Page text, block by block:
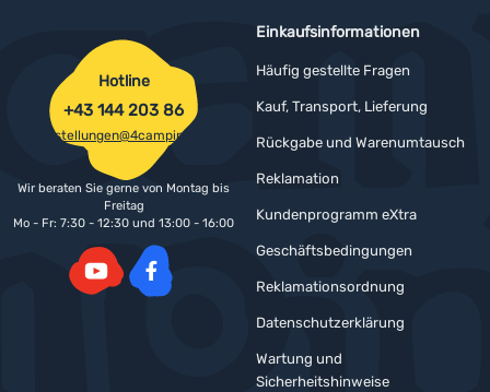
Einkaufsinformationen
Häufig gestellte Fragen
Kauf, Transport, Lieferung
Rückgabe und Warenumtausch
Reklamation
Kundenprogramm eXtra
Geschäftsbedingungen
Reklamationsordnung
Datenschutzerklärung
Wartung und
Sicherheitshinweise
Hotline
+43 144 203 86
bestellungen@4camping.at
Wir beraten Sie gerne von Montag bis
Freitag
Mo - Fr: 7:30 - 12:30 und 13:00 - 16:00